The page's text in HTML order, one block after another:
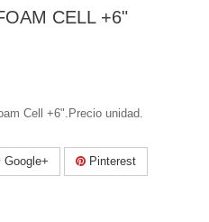
CELL +6"
Cell +6".Precio unidad.
Google+ Pinterest